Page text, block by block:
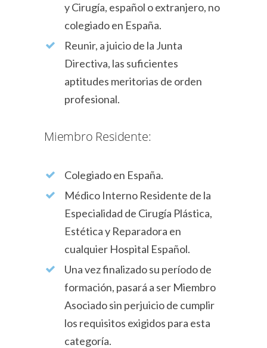
y Cirugía, español o extranjero, no
colegiado en España.
Reunir, a juicio de la Junta
Directiva, las suficientes
aptitudes meritorias de orden
profesional.
Miembro Residente:
Colegiado en España.
Médico Interno Residente de la
Especialidad de Cirugía Plástica,
Estética y Reparadora en
cualquier Hospital Español.
Una vez finalizado su período de
formación, pasará a ser Miembro
Asociado sin perjuicio de cumplir
los requisitos exigidos para esta
categoría.